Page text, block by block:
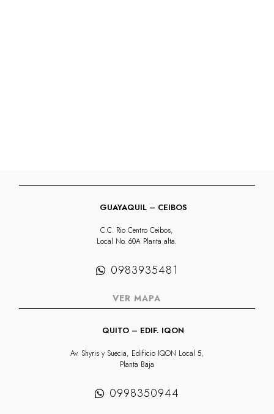
GUAYAQUIL – CEIBOS
C.C. Rio Centro Ceibos,
Local No. 60A Planta alta.
0983935481
VER MAPA
QUITO – EDIF. IQON
Av. Shyris y Suecia, Edificio IQON Local 5,
Planta Baja
0998350944